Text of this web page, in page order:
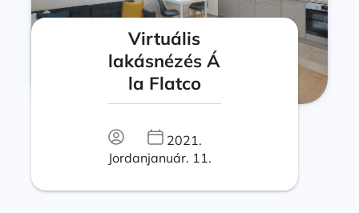
Virtuális
lakásnézés Á
la Flatco
Jordan
2021.
január. 11.